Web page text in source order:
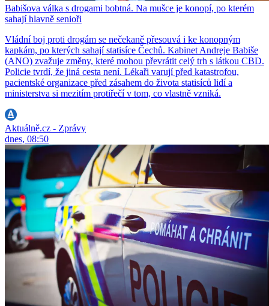
Babišova válka s drogami bobtná. Na mušce je konopí, po kterém
sahají hlavně senioři
Vládní boj proti drogám se nečekaně přesouvá i ke konopným
kapkám, po kterých sahají statisíce Čechů. Kabinet Andreje Babiše
(ANO) zvažuje změny, které mohou převrátit celý trh s látkou CBD.
Policie tvrdí, že jiná cesta není. Lékaři varují před katastrofou,
pacientské organizace před zásahem do života statisíců lidí a
ministerstva si mezitím protiřečí v tom, co vlastně vzniká.
Aktuálně.cz - Zprávy
dnes, 08:50